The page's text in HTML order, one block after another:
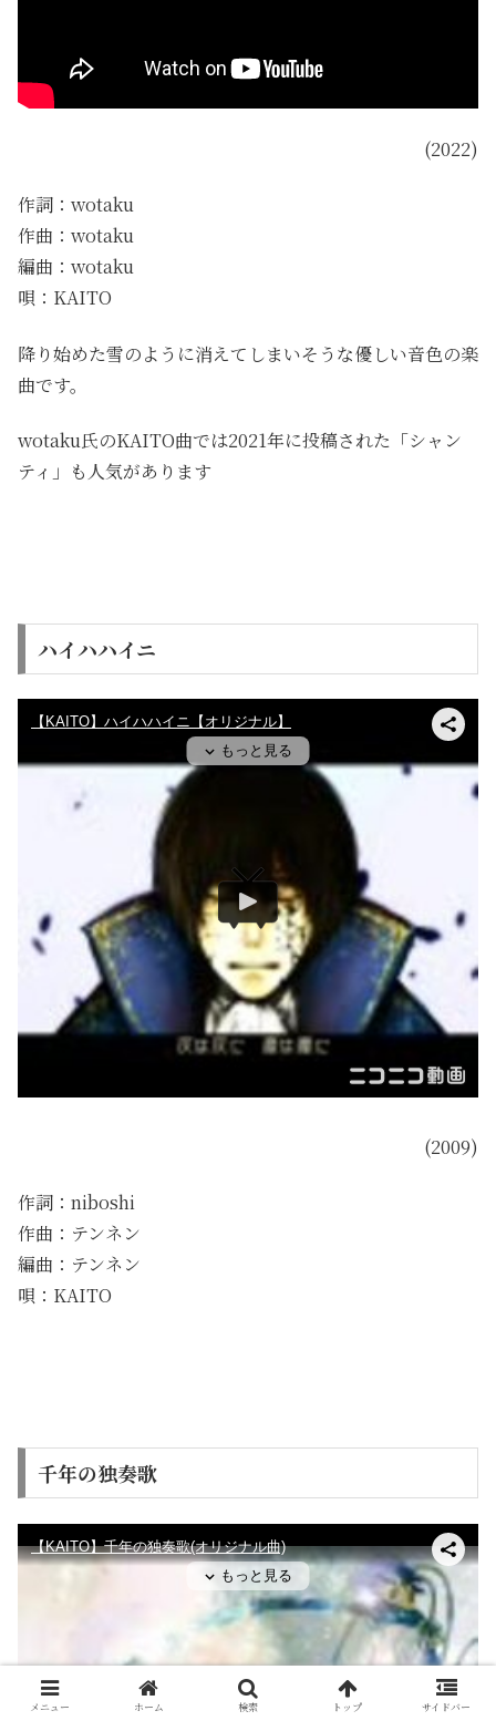
(2022)
作詞：wotaku
作曲：wotaku
編曲：wotaku
唄：KAITO
降り始めた雪のように消えてしまいそうな優しい音色の楽
曲です。
wotaku氏のKAITO曲では2021年に投稿された「シャン
ティ」も人気があります
ハイハハイニ
(2009)
作詞：niboshi
作曲：テンネン
編曲：テンネン
唄：KAITO
千年の独奏歌
メニュー ホーム 検索 トップ サイドバー